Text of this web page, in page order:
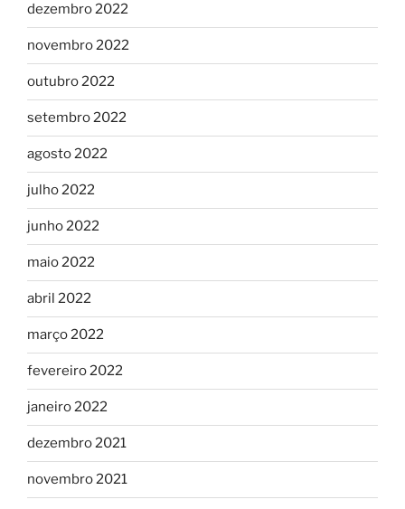
dezembro 2022
novembro 2022
outubro 2022
setembro 2022
agosto 2022
julho 2022
junho 2022
maio 2022
abril 2022
março 2022
fevereiro 2022
janeiro 2022
dezembro 2021
novembro 2021